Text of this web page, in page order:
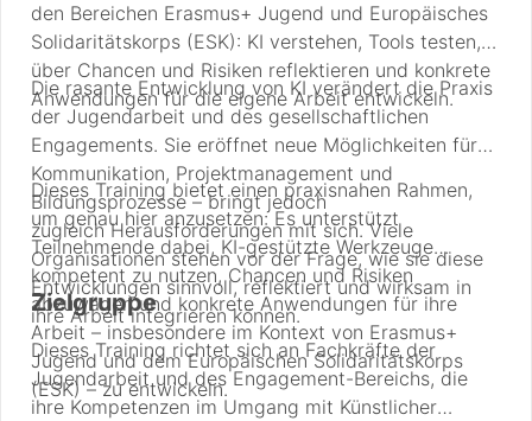
den Bereichen Erasmus+ Jugend und Europäisches
Solidaritätskorps (ESK): KI verstehen, Tools testen,
über Chancen und Risiken reflektieren und konkrete
Anwendungen für die eigene Arbeit entwickeln.
Die rasante Entwicklung von KI verändert die Praxis
der Jugendarbeit und des gesellschaftlichen
Engagements. Sie eröffnet neue Möglichkeiten für
Kommunikation, Projektmanagement und
Bildungsprozesse – bringt jedoch
zugleich Herausforderungen mit sich. Viele
Organisationen stehen vor der Frage, wie sie diese
Entwicklungen sinnvoll, reflektiert und wirksam in
ihre Arbeit integrieren können.
Dieses Training bietet einen praxisnahen Rahmen,
um genau hier anzusetzen: Es unterstützt
Teilnehmende dabei, KI-gestützte Werkzeuge
kompetent zu nutzen, Chancen und Risiken
abzuwägen und konkrete Anwendungen für ihre
Arbeit – insbesondere im Kontext von Erasmus+
Jugend und dem Europäischen Solidaritätskorps
(ESK) – zu entwickeln.
Zielgruppe
Dieses Training richtet sich an Fachkräfte der
Jugendarbeit und des Engagement-Bereichs, die
ihre Kompetenzen im Umgang mit Künstlicher